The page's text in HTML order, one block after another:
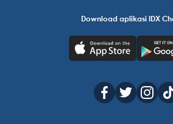
Download aplikasi IDX